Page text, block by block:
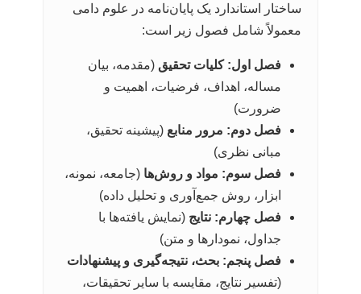
ساختار استاندارد یک پایان‌نامه در علوم دامی
معمولاً شامل فصول زیر است:
فصل اول: کلیات تحقیق (مقدمه، بیان
مساله، اهداف، فرضیات، اهمیت و
ضرورت)
فصل دوم: مرور منابع (پیشینه تحقیق،
مبانی نظری)
فصل سوم: مواد و روش‌ها (جامعه، نمونه،
ابزار، روش جمع‌آوری و تحلیل داده)
فصل چهارم: نتایج (نمایش یافته‌ها با
جداول، نمودارها و متن)
فصل پنجم: بحث، نتیجه‌گیری و پیشنهادات
(تفسیر نتایج، مقایسه با سایر تحقیقات،